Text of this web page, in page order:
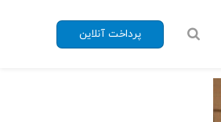
پرداخت آنلاین